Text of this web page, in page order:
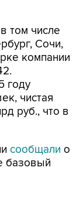
том числе
Сочи,
компании
году
чистая
руб., что в
сообщали о
базовый